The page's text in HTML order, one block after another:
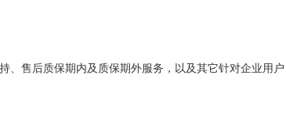
、售后质保期内及质保期外服务，以及其它针对企业用户